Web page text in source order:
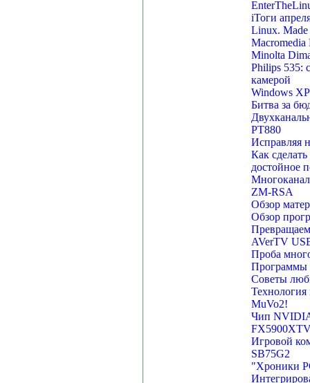
iТоги
Linux. Made
Macromedia
Minolta
Philips 535:
камерой
Windows
Битва за
PT880
Исправляя
Как
достойное
ZM-RSA
Обзор
Обзор
AVerTV
Проба
Программы
Советы
Технология
MuVo2!
Чип NVIDIA
Игровой
SB75G2
"Хроники